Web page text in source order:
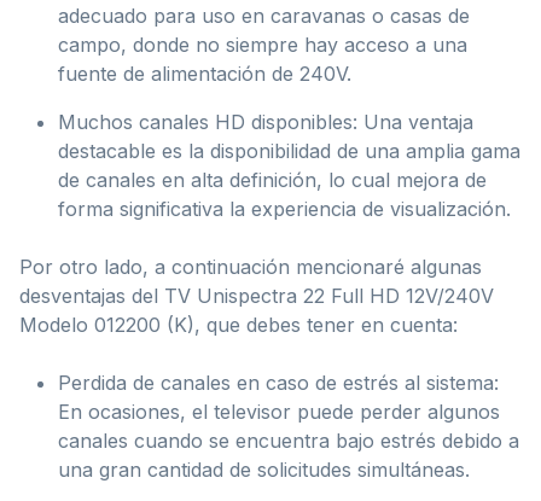
adecuado para uso en caravanas o casas de
campo, donde no siempre hay acceso a una
fuente de alimentación de 240V.
Muchos canales HD disponibles: Una ventaja
destacable es la disponibilidad de una amplia gama
de canales en alta definición, lo cual mejora de
forma significativa la experiencia de visualización.
Por otro lado, a continuación mencionaré algunas
desventajas del TV Unispectra 22 Full HD 12V/240V
Modelo 012200 (K), que debes tener en cuenta:
Perdida de canales en caso de estrés al sistema:
En ocasiones, el televisor puede perder algunos
canales cuando se encuentra bajo estrés debido a
una gran cantidad de solicitudes simultáneas.